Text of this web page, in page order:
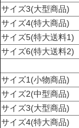
サイズ3(大型商品)
サイズ4(特大商品)
サイズ5(特大送料1)
サイズ6(特大送料2)
サイズ1(小物商品)
サイズ2(中型商品)
サイズ3(大型商品)
サイズ4(特大商品)